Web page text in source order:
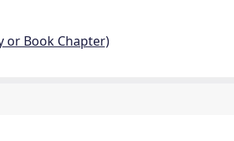
or Book Chapter)